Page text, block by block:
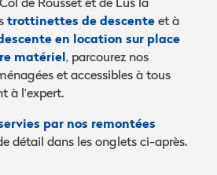
trottinettes de descenteet à
en location sur place
matériel, parcourez nos
et accessibles à tous
à l’expert.
par nos remontées
détail dans les onglets ci-après.